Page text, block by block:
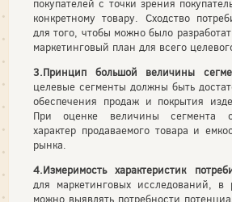
покупателей с точки зрения
конкретному товару. Сходство
для того, чтобы можно было
маркетинговый план для всего
3.Принцип большой величины
целевые сегменты должны быть
обеспечения продаж и покрытия
При оценке величины сегмента
характер продаваемого товара и
рынка.
4.Измеримость характеристик
для маркетинговых исследований, в
можно выявлять потребности